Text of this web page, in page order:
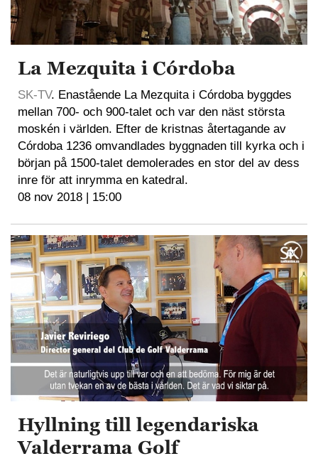
La Mezquita i Córdoba
SK-TV. Enastående La Mezquita i Córdoba byggdes
mellan 700- och 900-talet och var den näst största
moskén i världen. Efter de kristnas återtagande av
Córdoba 1236 omvandlades byggnaden till kyrka och i
början på 1500-talet demolerades en stor del av dess
inre för att inrymma en katedral.
08 nov 2018 | 15:00
Hyllning till legendariska
Valderrama Golf